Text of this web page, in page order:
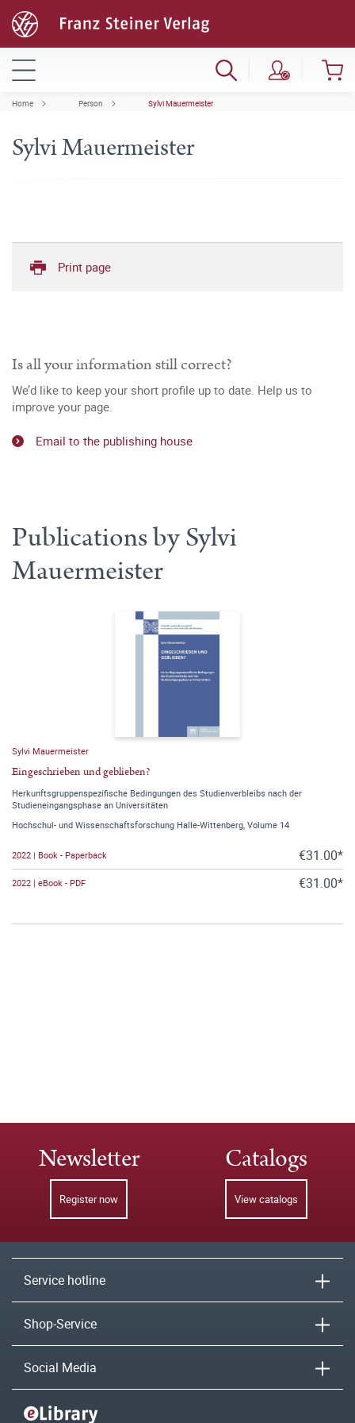
Home Person Sylvi Mauermeister
Sylvi Mauermeister
Print page
Is all your information still correct?
We’d like to keep your short profile up to date. Help us to
improve your page.
Email to the publishing house
Publications by Sylvi
Mauermeister
Sylvi Mauermeister
Eingeschrieben und geblieben?
Herkunftsgruppenspezifische Bedingungen des Studienverbleibs nach der
Studieneingangsphase an Universitäten
Hochschul- und Wissenschaftsforschung Halle-Wittenberg, Volume 14
2022 | Book - Paperback €31.00*
2022 | eBook - PDF €31.00*
Newsletter
Register now
Catalogs
View catalogs
Service hotline
Shop-Service
Social Media